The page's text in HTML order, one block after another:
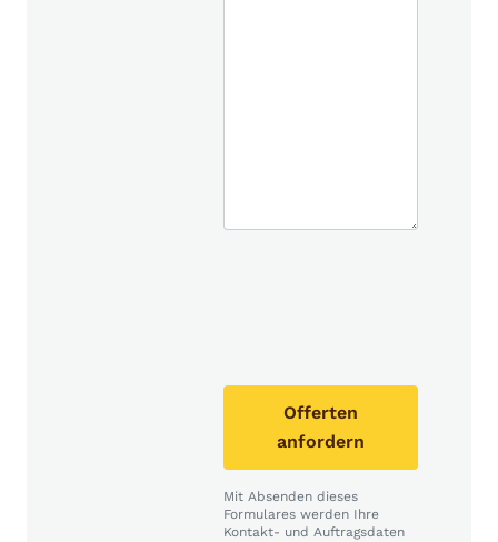
Offerten
anfordern
Mit Absenden dieses
Formulares werden Ihre
Kontakt- und Auftragsdaten